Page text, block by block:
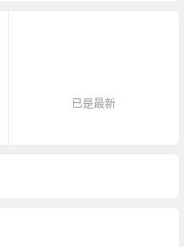
已是最新